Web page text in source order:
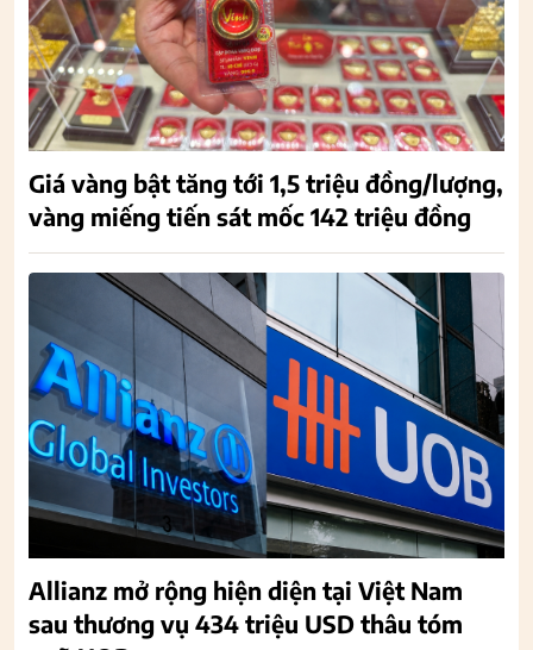
Giá vàng bật tăng tới 1,5 triệu đồng/lượng,
vàng miếng tiến sát mốc 142 triệu đồng
Allianz mở rộng hiện diện tại Việt Nam
sau thương vụ 434 triệu USD thâu tóm